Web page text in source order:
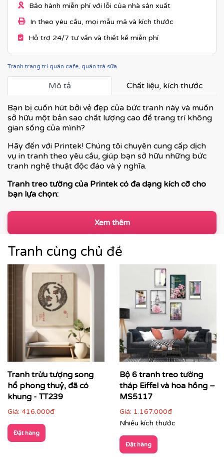
Bảo hành miễn phí với lỗi của nhà sản xuất
In theo yêu cầu, mọi mẫu mã và kích thước
Hỗ trợ 24/7 tư vấn và thiết kế miễn phí
Tranh trang trí quán cafe, quán trà sữa
Mô tả Chất liệu, kích thước
Bạn bị cuốn hút bởi vẻ đẹp của bức tranh này và muốn
sở hữu một bản sao chất lượng cao để trang trí không
gian sống của mình?
Hãy đến với Printek! Chúng tôi chuyên cung cấp dịch
vụ in tranh theo yêu cầu, giúp bạn sở hữu những bức
tranh nghệ thuật độc đáo và ý nghĩa.
Tranh treo tường của Printek có đa dạng kích cỡ cho
bạn lựa chọn:
Xem thêm
Tranh cùng chủ đề
Tranh trừu tượng song
hổ phong thuỷ, đã có
khung - TT239
Giá: 416.000đ
Đặt hàng
Bộ 6 tranh treo tường
tháp Eiffel và hoa hồng –
MS5117
Giá: 1.167.000đ
Nhiều kích thước
Đặt hàng